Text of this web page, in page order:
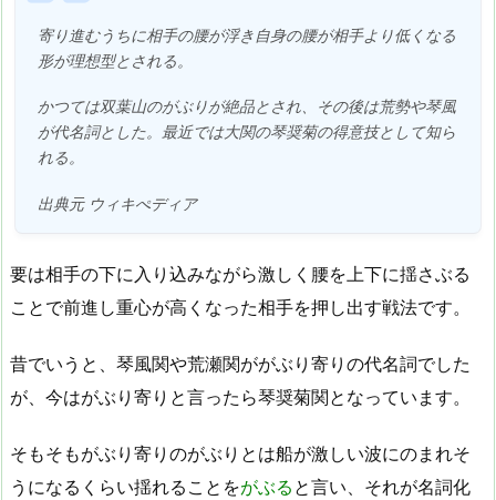
寄り進むうちに相手の腰が浮き自身の腰が相手より低くなる
形が理想型とされる。
かつては双葉山のがぶりが絶品とされ、その後は荒勢や琴風
が代名詞とした。最近では大関の琴奨菊の得意技として知ら
れる。
出典元 ウィキぺディア
要は相手の下に入り込みながら激しく腰を上下に揺さぶる
ことで前進し重心が高くなった相手を押し出す戦法です。
昔でいうと、琴風関や荒瀬関ががぶり寄りの代名詞でした
が、今はがぶり寄りと言ったら琴奨菊関となっています。
そもそもがぶり寄りのがぶり とは船が激しい波にのまれそ
うになるくらい揺れることをがぶると言い、それが名詞化